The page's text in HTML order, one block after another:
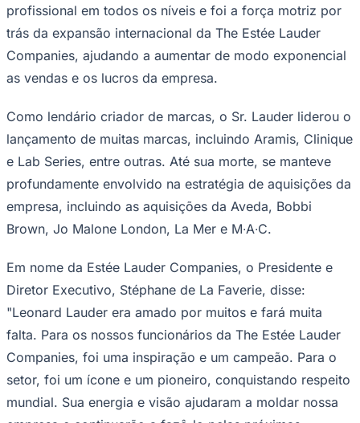
Corinthians
profissional em todos os níveis e foi a força motriz por
trás da expansão internacional da The Estée Lauder
Companies, ajudando a aumentar de modo exponencial
as vendas e os lucros da empresa.
Como lendário criador de marcas, o Sr. Lauder liderou o
lançamento de muitas marcas, incluindo Aramis, Clinique
e Lab Series, entre outras. Até sua morte, se manteve
profundamente envolvido na estratégia de aquisições da
empresa, incluindo as aquisições da Aveda, Bobbi
Brown, Jo Malone London, La Mer e M∙A∙C.
Em nome da Estée Lauder Companies, o Presidente e
Diretor Executivo, Stéphane de La Faverie, disse:
"Leonard Lauder era amado por muitos e fará muita
falta. Para os nossos funcionários da The Estée Lauder
Companies, foi uma inspiração e um campeão. Para o
setor, foi um ícone e um pioneiro, conquistando respeito
mundial. Sua energia e visão ajudaram a moldar nossa